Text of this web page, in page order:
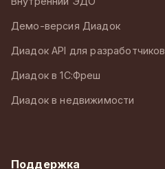
Демо-версия Диадок
Диадок API для разработчиков
Диадок в 1С:Фреш
Диадок в недвижимости
Поддержка